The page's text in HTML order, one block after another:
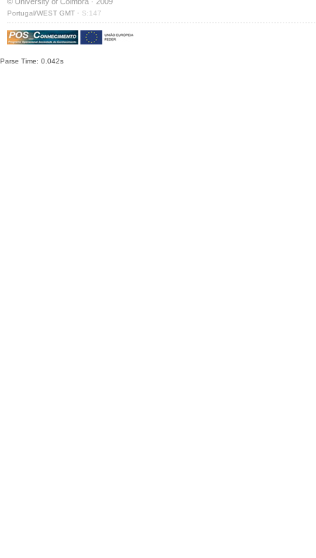
Portugal/WEST GMT · S:147
Parse Time: 0.042s